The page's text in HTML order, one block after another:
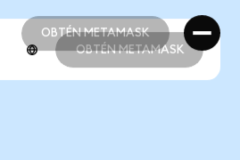
OBTÉN METAMASK
OBTÉN METAMASK
OBTÉN METAMASK